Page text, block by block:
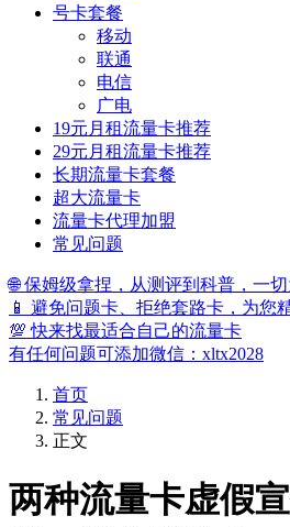
号卡套餐
移动
联通
电信
广电
19元月租流量卡推荐
29元月租流量卡推荐
长期流量卡套餐
超大流量卡
流量卡代理加盟
常见问题
🌐 保姆级拿捏，从测评到科普，一切
📱 避免问题卡、拒绝套路卡，为您
💯 快来找最适合自己的流量卡
有任何问题可添加微信：xltx2028
首页
常见问题
正文
两种流量卡虚假